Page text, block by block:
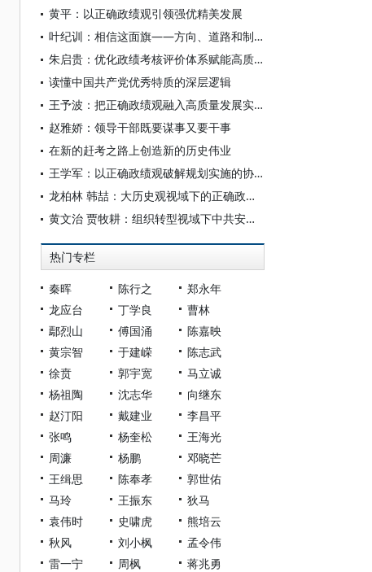
黄平：以正确政绩观引领强优精美发展
叶纪训：相信这面旗——方向、道路和制度上擎起党的一面旗
朱启贵：优化政绩考核评价体系赋能高质量发展
读懂中国共产党优秀特质的深层逻辑
王予波：把正确政绩观融入高质量发展实践
赵雅娇：领导干部既要谋事又要干事
在新的赶考之路上创造新的历史伟业
王学军：以正确政绩观破解规划实施的协同难题
龙柏林 韩喆：大历史观视域下的正确政绩观
黄文治 贾牧耕：组织转型视域下中共安徽省临时委员会的“两建两废”（1927—1931）
热门专栏
秦晖 陈行之
郑永年
龙应台
丁学良
曹林
鄢烈山
傅国涌
陈嘉映
黄宗智
于建嵘
陈志武
徐贲
郭宇宽
马立诚
杨祖陶
沈志华
向继东
赵汀阳
戴建业
李昌平
张鸣
杨奎松
王海光
周濂
杨鹏
邓晓芒
王缉思
陈奉孝
郭世佑
马玲
王振东
狄马
袁伟时
史啸虎
熊培云
秋风
刘小枫
孟令伟
雷一宁
周枫
蒋兆勇